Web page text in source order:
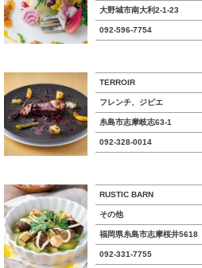
大野城市南大利2-1-23
092-596-7754
TERROIR
フレンチ、ジビエ
糸島市志摩岐志63-1
092-328-0014
RUSTIC BARN
その他
福岡県糸島市志摩桜井5618
092-331-7755